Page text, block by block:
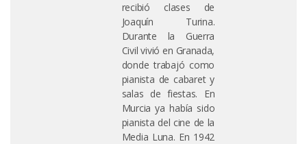
recibió clases de
Joaquín Turina.
Durante la Guerra
Civil vivió en Granada,
donde trabajó como
pianista de cabaret y
salas de fiestas. En
Murcia ya había sido
pianista del cine de la
Media Luna. En 1942